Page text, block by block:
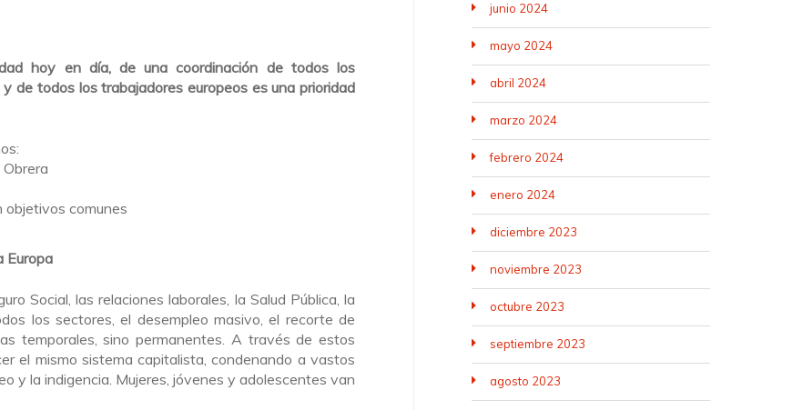
hoy en día, de una coordinación de todos los
de todos los trabajadores europeos es una prioridad
objetivos comunes
Europa
Social, las relaciones laborales, la Salud Pública, la
los sectores, el desempleo masivo, el recorte de
temporales, sino permanentes. A través de estos
el mismo sistema capitalista, condenando a vastos
y la indigencia. Mujeres, jóvenes y adolescentes van
junio 2024
mayo 2024
abril 2024
marzo 2024
febrero 2024
enero 2024
diciembre 2023
noviembre 2023
octubre 2023
septiembre 2023
agosto 2023